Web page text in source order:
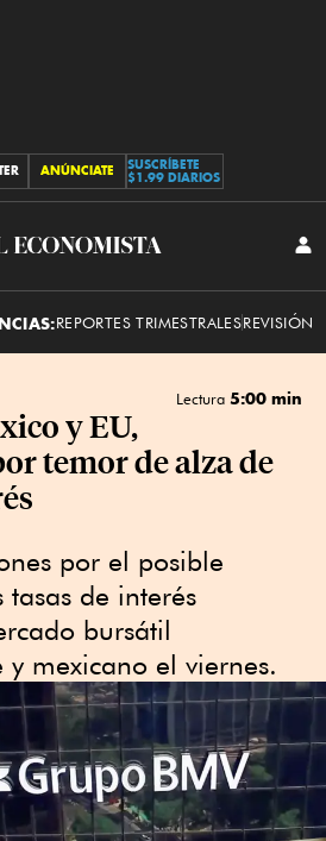
ANÚNCIATE
SUSCRÍBETE
$1.99 DIARIOS
El
REPORTES TRIMESTRALESREVISIÓN
Lectura 5:00 min
y EU,
temor de alza de
por el posible
de interés
bursátil
y mexicano el viernes.